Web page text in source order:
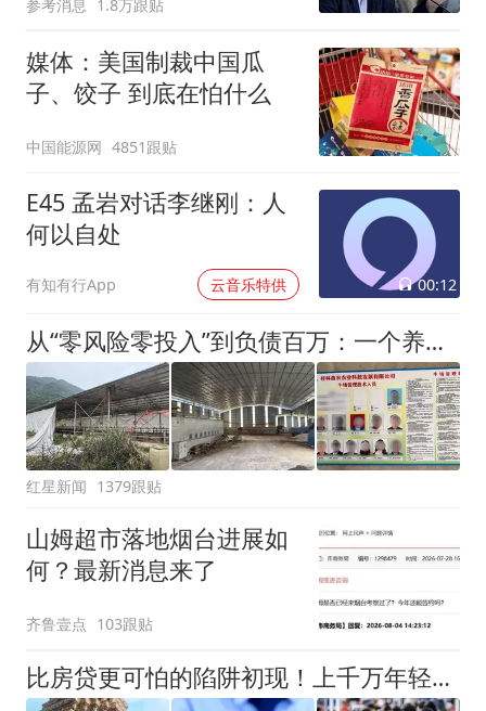
参考消息 1.8万跟贴
媒体：美国制裁中国瓜
子、饺子 到底在怕什么
中国能源网 4851跟贴
E45 孟岩对话李继刚：人
何以自处
有知有行App 云音乐特供 00:12
从“零风险零投入”到负债百万：一个养牛项目崩盘后，谁该为农户的贷款买单丨红星调查
红星新闻 1379跟贴
山姆超市落地烟台进展如
何？最新消息来了
齐鲁壹点 103跟贴
比房贷更可怕的陷阱初现！上千万年轻人成收割目标，5年掏空未来